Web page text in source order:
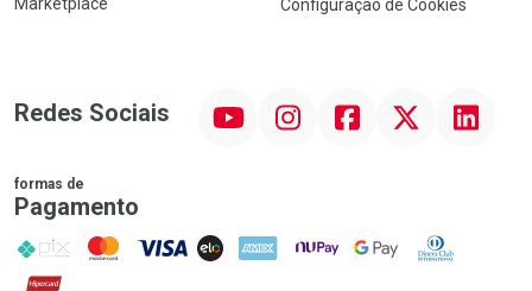
Configuração de Cookies
Redes Sociais InstagramFacebookTwitter Linkedin
formas de
Pagamento
PIX MasterCard
VISA ELO AMEX NuPay Google PayDiners Club
Hipercard